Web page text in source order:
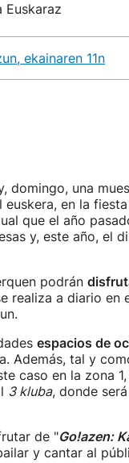
Euskaraz
ekainaren 11n
domingo, una
en la
que el año
y, este año, el
podrán
realiza a diario en
espacios de
Además, tal y
caso en la zona
3 kluba, donde
de "Go!azen:
y cantar al